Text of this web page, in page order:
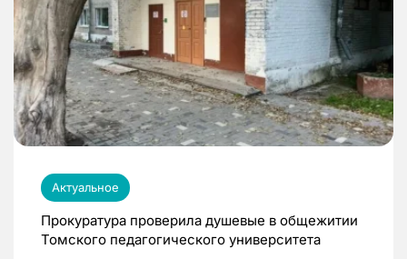
Актуальное
Прокуратура проверила душевые в общежитии
Томского педагогического университета